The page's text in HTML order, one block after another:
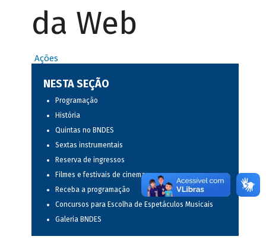
da Web
Ações
NESTA SEÇÃO
Programação
História
Quintas no BNDES
Sextas instrumentais
Reserva de ingressos
Filmes e festivais de cinema
Receba a programação
Concursos para Escolha de Espetáculos Musicais
Galeria BNDES